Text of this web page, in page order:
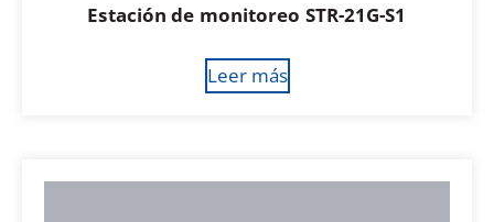
Estación de monitoreo STR-21G-S1
Leer más